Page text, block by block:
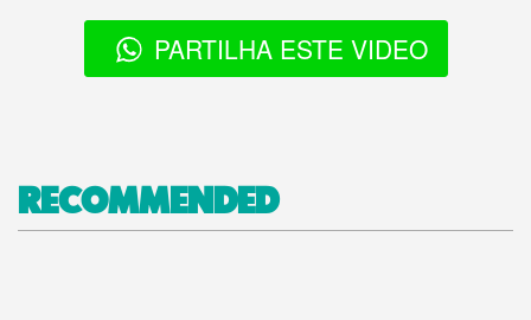
PARTILHA ESTE VIDEO
RECOMMENDED